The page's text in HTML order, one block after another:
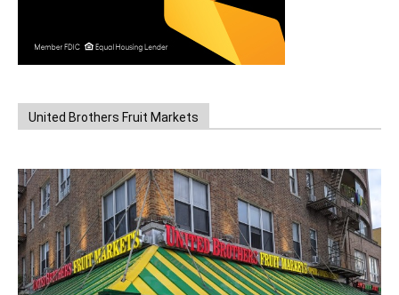
United Brothers Fruit Markets